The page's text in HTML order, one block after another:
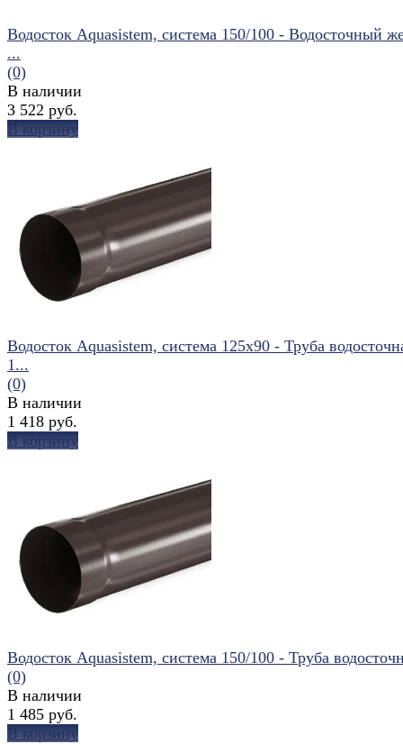
сравнить
Водосток Aquasistem, система 150/100 - Водосточный
...
(0)
В наличии
3 522 руб.
В корзину
сравнить
Водосток Aquasistem, система 125x90 - Труба
1...
(0)
В наличии
1 418 руб.
В корзину
Водосток Aquasistem, система 150/100 - Труба
(0)
В наличии
1 485 руб.
В корзину